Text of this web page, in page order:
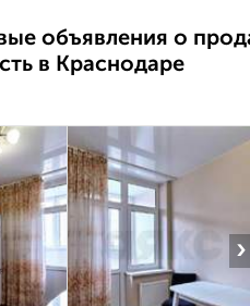
объявления о
в Краснодаре
›